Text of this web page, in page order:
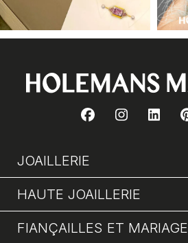
JOAILLERIE
HAUTE JOAILLERIE
FIANÇAILLES ET MARIAGE